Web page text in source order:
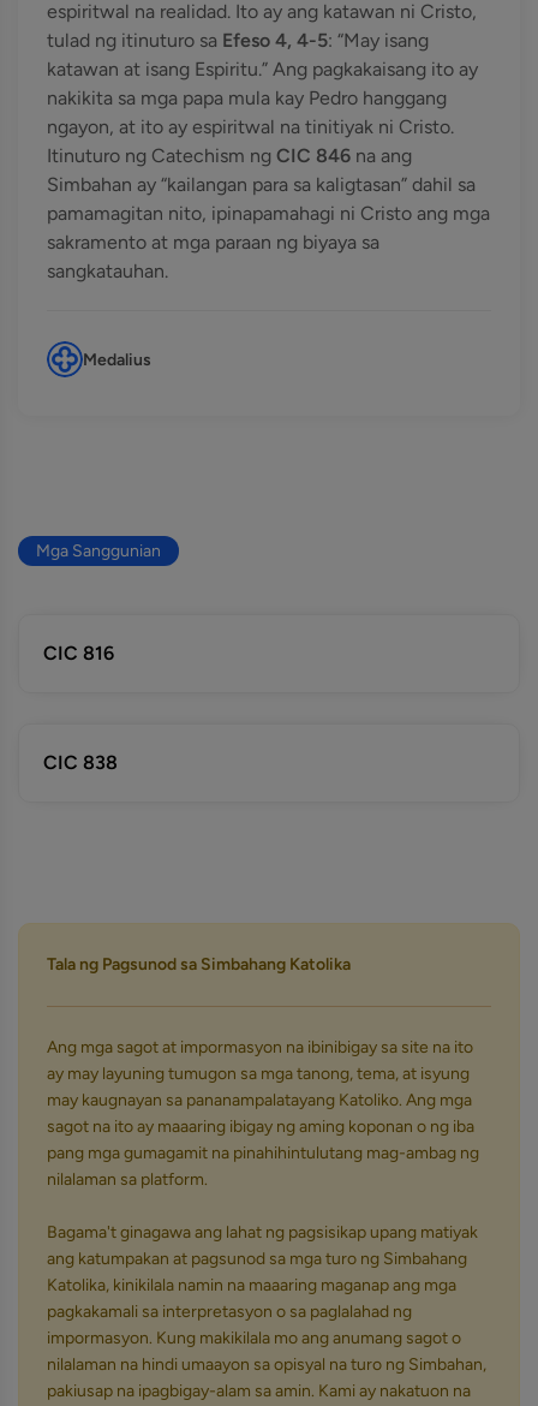
espiritwal na realidad. Ito ay ang katawan ni Cristo,
tulad ng itinuturo sa Efeso 4, 4-5: “May isang
katawan at isang Espiritu.” Ang pagkakaisang ito ay
nakikita sa mga papa mula kay Pedro hanggang
ngayon, at ito ay espiritwal na tinitiyak ni Cristo.
Itinuturo ng Catechism ng CIC 846 na ang
Simbahan ay “kailangan para sa kaligtasan” dahil sa
pamamagitan nito, ipinapamahagi ni Cristo ang mga
sakramento at mga paraan ng biyaya sa
sangkatauhan.
Medalius
Mga Sanggunian
CIC 816
CIC 838
Tala ng Pagsunod sa Simbahang Katolika
Ang mga sagot at impormasyon na ibinibigay sa site na ito
ay may layuning tumugon sa mga tanong, tema, at isyung
may kaugnayan sa pananampalatayang Katoliko. Ang mga
sagot na ito ay maaaring ibigay ng aming koponan o ng iba
pang mga gumagamit na pinahihintulutang mag-ambag ng
nilalaman sa platform.
Bagama't ginagawa ang lahat ng pagsisikap upang matiyak
ang katumpakan at pagsunod sa mga turo ng Simbahang
Katolika, kinikilala namin na maaaring maganap ang mga
pagkakamali sa interpretasyon o sa paglalahad ng
impormasyon. Kung makikilala mo ang anumang sagot o
nilalaman na hindi umaayon sa opisyal na turo ng Simbahan,
pakiusap na ipagbigay-alam sa amin. Kami ay nakatuon na